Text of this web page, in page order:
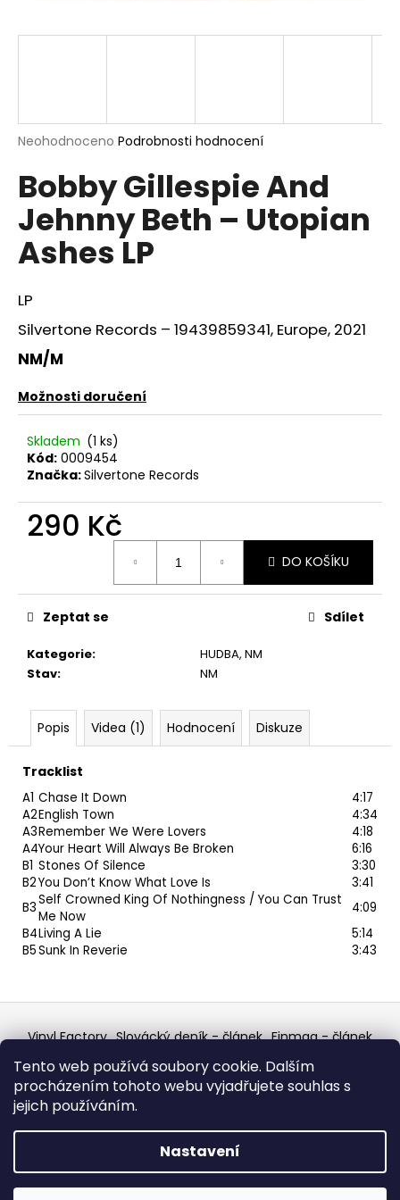
Tento web používá soubory cookie. Dalším
procházením tohoto webu vyjadřujete souhlas s
jejich používáním.
Nastavení
Průměrné
produktu
je
0,0
z
hvězdiček.
Neohodnoceno Podrobnosti hodnocení
Bobby Gillespie And
Jehnny Beth – Utopian
Ashes LP
LP
Silvertone Records – 19439859341, Europe, 2021
NM/M
Možnosti doručení
Skladem (1 ks)
Kód: 0009454
Značka:Silvertone Records
290 Kč
DO KOŠÍKU
Kategorie: HUDBA, NM
Stav: NM
Zeptat se Sdílet
Popis Videa (1) Hodnocení Diskuze
Tracklist
A1 Chase It Down
4:17
A2English Town
4:34
A3Remember We Were Lovers
4:18
A4Your Heart Will Always Be Broken
6:16
B1 Stones Of Silence
3:30
B2You Don’t Know What Love Is
3:41
B3Self Crowned King Of Nothingness / You Can Trust
Me Now
4:09
B4Living A Lie
5:14
B5Sunk In Reverie 3:43
j
?
HLEDAT
o
p
r
č
u
e
m
e
VISITORS
LP
Kč
Z
á Vinyl Factory Slovácký deník - článek Finmag - článek
Discogs Profile Facebook výběr z hroznů
Top prodejce mincí Aukro
Vytvořil Shoptet
Copyright 2026W Records - osvědčený prodejce
bazarových LP, MC, CD, komiksů atd.. Všechna práva